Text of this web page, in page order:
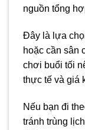
nguồn tổng
Đây là lựa
hoặc cần sân
chơi buổi tối
thực tế và giá
Nếu bạn đi
tránh trùng